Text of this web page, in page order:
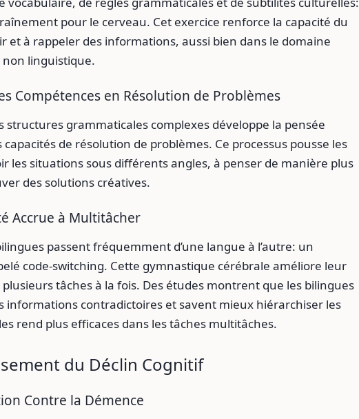
pour le cerveau. Cet exercice renforce la capacité du
et à rappeler des informations, aussi bien dans le domaine
linguistique.
Compétences en Résolution de Problèmes
structures grammaticales complexes développe la pensée
de résolution de problèmes. Ce processus pousse les
les situations sous différents angles, à penser de manière plus
des solutions créatives.
Accrue à Multitâcher
passent fréquemment d’une langue à l’autre: un
code-switching. Cette gymnastique cérébrale améliore leur
tâches à la fois. Des études montrent que les bilingues
informations contradictoires et savent mieux hiérarchiser les
rend plus efficaces dans les tâches multitâches.
du Déclin Cognitif
Contre la Démence